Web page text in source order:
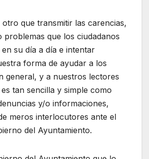
otro que transmitir las carencias,
problemas que los ciudadanos
su día a día e intentar
forma de ayudar a los
general, y a nuestros lectores
tan sencilla y simple como
y/o informaciones,
meros interlocutores ante el
del Ayuntamiento.